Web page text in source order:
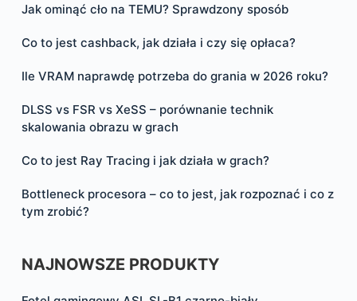
Jak ominąć cło na TEMU? Sprawdzony sposób
Co to jest cashback, jak działa i czy się opłaca?
Ile VRAM naprawdę potrzeba do grania w 2026 roku?
DLSS vs FSR vs XeSS – porównanie technik
skalowania obrazu w grach
Co to jest Ray Tracing i jak działa w grach?
Bottleneck procesora – co to jest, jak rozpoznać i co z
tym zrobić?
NAJNOWSZE PRODUKTY